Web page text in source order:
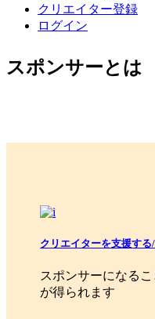
クリエイター登録
ログイン
スポンサーとは
クリエイターを支援す
スポンサーになる
が得られます